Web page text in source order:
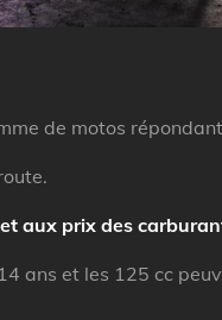
de motos
aux prix des
ans et les 125 cc